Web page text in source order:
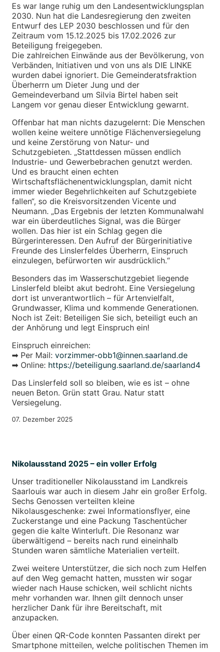
Es war lange ruhig um den Landesentwicklungsplan
2030. Nun hat die Landesregierung den zweiten
Entwurf des LEP 2030 beschlossen und für den
Zeitraum vom 15.12.2025 bis 17.02.2026 zur
Beteiligung freigegeben.
Die zahlreichen Einwände aus der Bevölkerung, von
Verbänden, Initiativen und von uns als DIE LINKE
wurden dabei ignoriert. Die Gemeinderatsfraktion
Überherrn um Dieter Jung und der
Gemeindeverband um Silvia Birtel haben seit
Langem vor genau dieser Entwicklung gewarnt.
Offenbar hat man nichts dazugelernt: Die Menschen
wollen keine weitere unnötige Flächenversiegelung
und keine Zerstörung von Natur- und
Schutzgebieten. „Stattdessen müssen endlich
Industrie- und Gewerbebrachen genutzt werden.
Und es braucht einen echten
Wirtschaftsflächenentwicklungsplan, damit nicht
immer wieder Begehrlichkeiten auf Schutzgebiete
fallen“, so die Kreisvorsitzenden Vicente und
Neumann. „Das Ergebnis der letzten Kommunalwahl
war ein überdeutliches Signal, was die Bürger
wollen. Das hier ist ein Schlag gegen die
Bürgerinteressen. Den Aufruf der Bürgerinitiative
Freunde des Linslerfeldes Überherrn, Einspruch
einzulegen, befürworten wir ausdrücklich.“
Besonders das im Wasserschutzgebiet liegende
Linslerfeld bleibt akut bedroht. Eine Versiegelung
dort ist unverantwortlich – für Artenvielfalt,
Grundwasser, Klima und kommende Generationen.
Noch ist Zeit: Beteiligen Sie sich, beteiligt euch an
der Anhörung und legt Einspruch ein!
Einspruch einreichen:
➡ Per Mail: vorzimmer-obb1@innen.saarland.de
➡ Online: https://beteiligung.saarland.de/saarland4
Das Linslerfeld soll so bleiben, wie es ist – ohne
neuen Beton. Grün statt Grau. Natur statt
Versiegelung.
07. Dezember 2025
Nikolausstand 2025 – ein voller Erfolg
Unser traditioneller Nikolausstand im Landkreis
Saarlouis war auch in diesem Jahr ein großer Erfolg.
Sechs Genossen verteilten kleine
Nikolausgeschenke: zwei Informationsflyer, eine
Zuckerstange und eine Packung Taschentücher
gegen die kalte Winterluft. Die Resonanz war
überwältigend – bereits nach rund eineinhalb
Stunden waren sämtliche Materialien verteilt.
Zwei weitere Unterstützer, die sich noch zum Helfen
auf den Weg gemacht hatten, mussten wir sogar
wieder nach Hause schicken, weil schlicht nichts
mehr vorhanden war. Ihnen gilt dennoch unser
herzlicher Dank für ihre Bereitschaft, mit
anzupacken.
Über einen QR-Code konnten Passanten direkt per
Smartphone mitteilen, welche politischen Themen im